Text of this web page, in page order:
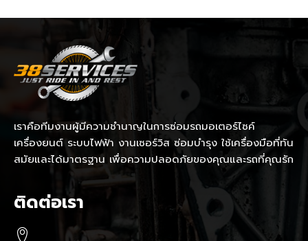
เราคือทีมงานผู้มีความชำนาญในการซ่อมรถมอเตอร์ไซค์
เครื่องยนต์ ระบบไฟฟ้า งานเซอร์วิส ซ่อมบำรุง ใช้เครื่องมือที่ทัน
สมัยและได้มาตรฐาน เพื่อความปลอดภัยของคุณและรถที่คุณรัก
ติดต่อเรา